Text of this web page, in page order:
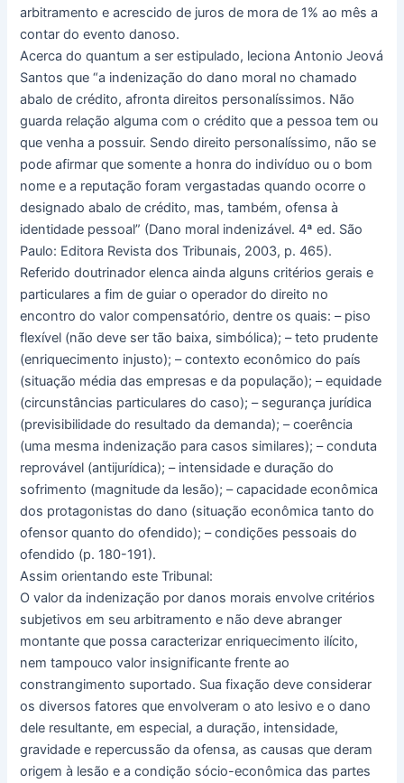
arbitramento e acrescido de juros de mora de 1% ao mês a
contar do evento danoso.
Acerca do quantum a ser estipulado, leciona Antonio Jeová
Santos que “a indenização do dano moral no chamado
abalo de crédito, afronta direitos personalíssimos. Não
guarda relação alguma com o crédito que a pessoa tem ou
que venha a possuir. Sendo direito personalíssimo, não se
pode afirmar que somente a honra do indivíduo ou o bom
nome e a reputação foram vergastadas quando ocorre o
designado abalo de crédito, mas, também, ofensa à
identidade pessoal” (Dano moral indenizável. 4ª ed. São
Paulo: Editora Revista dos Tribunais, 2003, p. 465).
Referido doutrinador elenca ainda alguns critérios gerais e
particulares a fim de guiar o operador do direito no
encontro do valor compensatório, dentre os quais: – piso
flexível (não deve ser tão baixa, simbólica); – teto prudente
(enriquecimento injusto); – contexto econômico do país
(situação média das empresas e da população); – equidade
(circunstâncias particulares do caso); – segurança jurídica
(previsibilidade do resultado da demanda); – coerência
(uma mesma indenização para casos similares); – conduta
reprovável (antijurídica); – intensidade e duração do
sofrimento (magnitude da lesão); – capacidade econômica
dos protagonistas do dano (situação econômica tanto do
ofensor quanto do ofendido); – condições pessoais do
ofendido (p. 180-191).
Assim orientando este Tribunal:
O valor da indenização por danos morais envolve critérios
subjetivos em seu arbitramento e não deve abranger
montante que possa caracterizar enriquecimento ilícito,
nem tampouco valor insignificante frente ao
constrangimento suportado. Sua fixação deve considerar
os diversos fatores que envolveram o ato lesivo e o dano
dele resultante, em especial, a duração, intensidade,
gravidade e repercussão da ofensa, as causas que deram
origem à lesão e a condição sócio-econômica das partes